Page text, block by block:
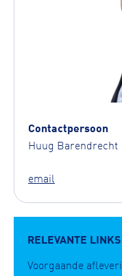
Contactpersoon
Huug Barendrecht
email
RELEVANTE LINKS
Voorgaande